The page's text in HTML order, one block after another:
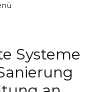
Systeme